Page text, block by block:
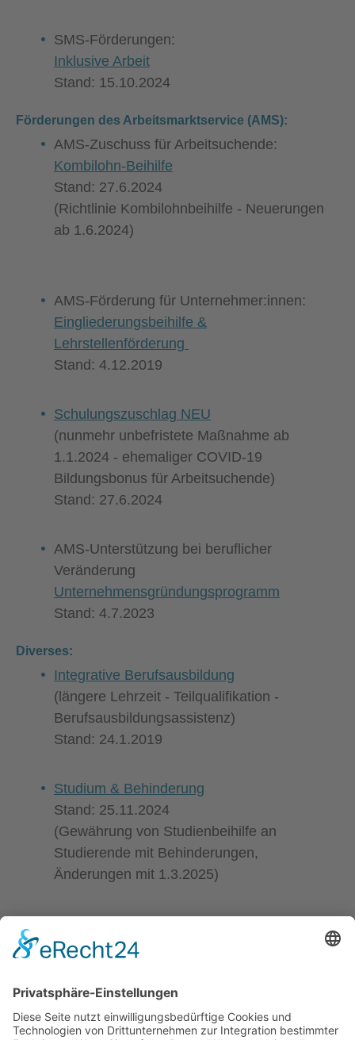
SMS-Förderungen:
Inklusive Arbeit
Stand: 15.10.2024
Förderungen des Arbeitsmarktservice (AMS):
AMS-Zuschuss für Arbeitsuchende:
Kombilohn-Beihilfe
Stand: 27.6.2024
(Richtlinie Kombilohnbeihilfe - Neuerungen
ab 1.6.2024)
AMS-Förderung für Unternehmer:innen:
Eingliederungsbeihilfe &
Lehrstellenförderung
Stand: 4.12.2019
Schulungszuschlag NEU
(nunmehr unbefristete Maßnahme ab
1.1.2024 - ehemaliger COVID-19
Bildungsbonus für Arbeitsuchende)
Stand: 27.6.2024
AMS-Unterstützung bei beruflicher
Veränderung
Unternehmensgründungsprogramm
Stand: 4.7.2023
Diverses:
Integrative Berufsausbildung
(längere Lehrzeit - Teilqualifikation -
Berufsausbildungsassistenz)
Stand: 24.1.2019
Studium & Behinderung
Stand: 25.11.2024
(Gewährung von Studienbeihilfe an
Studierende mit Behinderungen,
Änderungen mit 1.3.2025)
Fahrtkostenzuschuss NÖ/OÖ/Tirol
Förderungen von der Stadt Wien für
Personen ab 60 Jahren: Antragstellung bis
31.12.2024 möglich